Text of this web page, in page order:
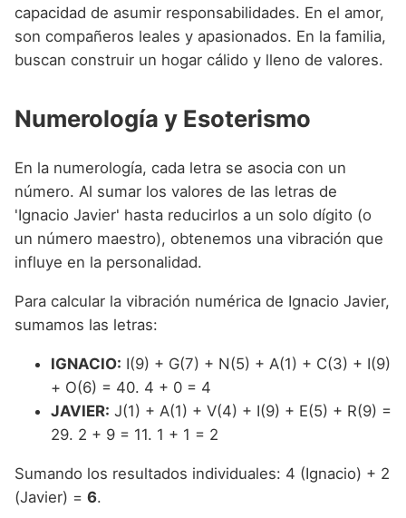
capacidad de asumir responsabilidades. En el amor,
son compañeros leales y apasionados. En la familia,
buscan construir un hogar cálido y lleno de valores.
Numerología y Esoterismo
En la numerología, cada letra se asocia con un
número. Al sumar los valores de las letras de
'Ignacio Javier' hasta reducirlos a un solo dígito (o
un número maestro), obtenemos una vibración que
influye en la personalidad.
Para calcular la vibración numérica de Ignacio Javier,
sumamos las letras:
IGNACIO: I(9) + G(7) + N(5) + A(1) + C(3) + I(9)
+ O(6) = 40. 4 + 0 = 4
JAVIER: J(1) + A(1) + V(4) + I(9) + E(5) + R(9) =
29. 2 + 9 = 11. 1 + 1 = 2
Sumando los resultados individuales: 4 (Ignacio) + 2
(Javier) = 6.